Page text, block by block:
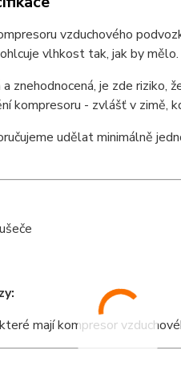
vzduchového
vlhkost tak, jak by mělo.
znehodnocená, je zde
kompresoru - zvlášť v zimě,
udělat minimálně
mají kompresor